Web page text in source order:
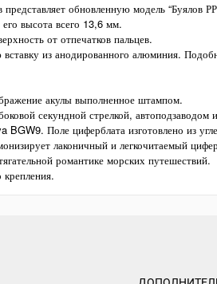
обновленную модель “Буялов
высота всего 13,6 мм.
от отпечатков пальцев.
из анодированного алюминия.
акулы выполненное штампом.
секундной стрелкой, автоподзаводом
Поле циферблата изготовлено из
лаконичный и легкочитаемый
романтике морских путешествий.